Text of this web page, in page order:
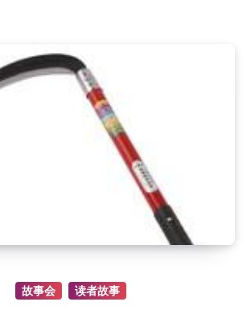
故事会 读者故事